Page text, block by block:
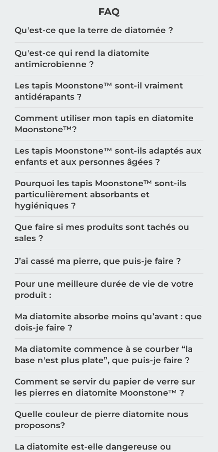
FAQ
Qu'est-ce que la terre de diatomée ?
Qu'est-ce qui rend la diatomite
antimicrobienne ?
Les tapis Moonstone™️ sont-il vraiment
antidérapants ?
Comment utiliser mon tapis en diatomite
Moonstone™️?
Les tapis Moonstone™️ sont-ils adaptés aux
enfants et aux personnes âgées ?
Pourquoi les tapis Moonstone™️ sont-ils
particulièrement absorbants et
hygiéniques ?
Que faire si mes produits sont tachés ou
sales ?
J’ai cassé ma pierre, que puis-je faire ?
Pour une meilleure durée de vie de votre
produit :
Ma diatomite absorbe moins qu’avant : que
dois-je faire ?
Ma diatomite commence à se courber “la
base n'est plus plate”, que puis-je faire ?
Comment se servir du papier de verre sur
les pierres en diatomite Moonstone™️ ?
Quelle couleur de pierre diatomite nous
proposons?
La diatomite est-elle dangereuse ou